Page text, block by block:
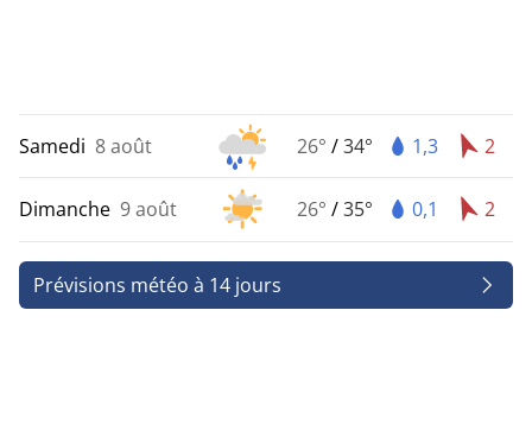
Samedi 8 août 26° /34° 1,3 2
Dimanche 9 août 26° /35° 0,1 2
Prévisions météo à 14 jours